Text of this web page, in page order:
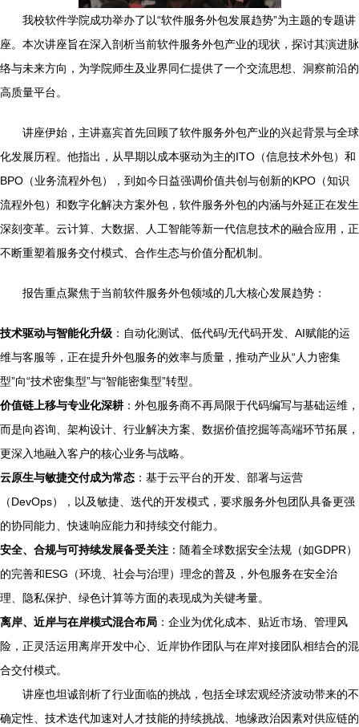
我校软件学院成功举办了以“软件服务外包发展趋势”为主题的专题讲
座。本次讲座旨在深入剖析当前软件服务外包产业的现状，探讨其演进脉
络与未来方向，为学院师生及业界同仁提供了一个交流思想、洞察前沿的
高质量平台。
讲座伊始，主讲嘉宾首先回顾了软件服务外包产业的兴起背景与全球
化发展历程。他指出，从早期以成本驱动为主的ITO（信息技术外包）和
BPO（业务流程外包），到如今日益强调价值共创与创新的KPO（知识
流程外包）和数字化解决方案外包，软件服务外包的内涵与外延正在发生
深刻变革。云计算、大数据、人工智能等新一代信息技术的融合应用，正
不断重塑着服务交付模式、合作生态与价值分配机制。
报告重点聚焦于当前软件服务外包领域的几大核心发展趋势：
技术驱动与智能化升级 ：自动化测试、低代码/无代码开发、AI赋能的运
维与客服等，正在提升外包服务的效率与质量，推动产业从“人力密集
型”向“技术密集型”与“智能密集型”转型。
价值链上移与专业化深耕：外包服务商不再局限于代码编写与基础运维，
而是向咨询、架构设计、行业解决方案、数据价值挖掘等高端环节拓展，
更深入地融入客户的核心业务与战略。
云原生与敏捷交付成为常态 ：基于云平台的开发、部署与运营
（DevOps），以及敏捷、迭代的开发模式，要求服务外包团队具备更强
的协同能力、快速响应能力和持续交付能力。
安全、合规与可持续发展备受关注 ：随着全球数据安全法规（如GDPR）
的完善和ESG（环境、社会与治理）理念的普及，外包服务在安全治
理、隐私保护、绿色计算等方面的表现成为关键考量。
离岸、近岸与在岸模式混合布局 ：企业为优化成本、贴近市场、管理风
险，正灵活运用离岸开发中心、近岸协作团队与在岸对接团队相结合的混
合交付模式。
讲座也坦诚剖析了行业面临的挑战，包括全球宏观经济波动带来的不
确定性、技术迭代加速对人才技能的持续挑战、地缘政治因素对供应链的